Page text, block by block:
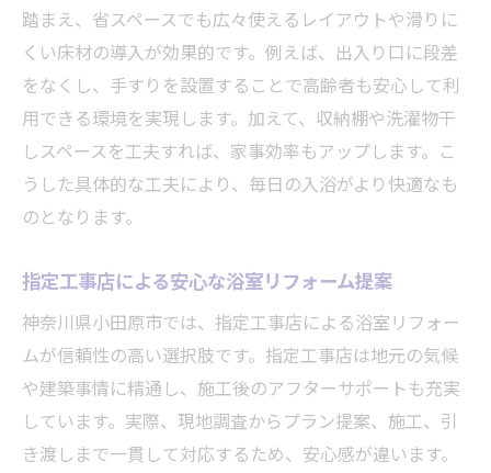
法
小田原市特有の寒さに強い浴室設計の工夫
指定工事店の技術で寒さ知らずの浴室へ
浴室リフォームで冬も快適な入浴習慣を実
現
朝倉風呂の知恵を生かした暖かい浴室リフ
ォーム
選び
バリアフリーな浴室へと進化する秘訣を解説
小田原市で叶える安全な浴室リフォーム事
踏まえ、省スペースでも広々使えるレイアウトや滑りに
くい床材の導入が効果的です。例えば、出入り口に段差
をなくし、手すりを設置することで高齢者も安心して利
用できる環境を実現します。加えて、収納棚や洗濯物干
しスペースを工夫すれば、家事効率もアップします。こ
うした具体的な工夫により、毎日の入浴がより快適なも
のとなります。
指定工事店による安心な浴室リフォーム提案
神奈川県小田原市では、指定工事店による浴室リフォー
ムが信頼性の高い選択肢です。指定工事店は地元の気候
や建築事情に精通し、施工後のアフターサポートも充実
しています。実際、現地調査からプラン提案、施工、引
き渡しまで一貫して対応するため、安心感が違います。